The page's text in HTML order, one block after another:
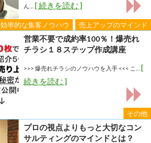
効率的な集客ノウハウ 売上アップのマインド
ん... [ 続きを読む ]
その他
営業不要で成約率100％！爆売れ
チラシ１８ステップ作成講座
>>> 爆売れチラシのノウハウを入手 <<< こ... [
続きを読む ]
プロの視点よりもっと大切なコン
サルティングのマインドとは？